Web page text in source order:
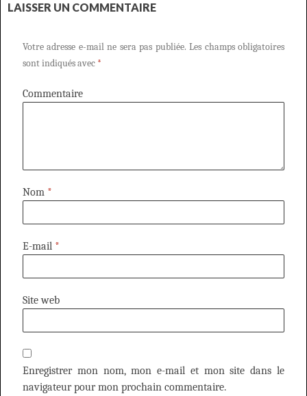
LAISSER UN COMMENTAIRE
Votre adresse e-mail ne sera pas publiée. Les champs obligatoires
sont indiqués avec *
Commentaire
Nom *
E-mail *
Site web
Enregistrer mon nom, mon e-mail et mon site dans le
navigateur pour mon prochain commentaire.